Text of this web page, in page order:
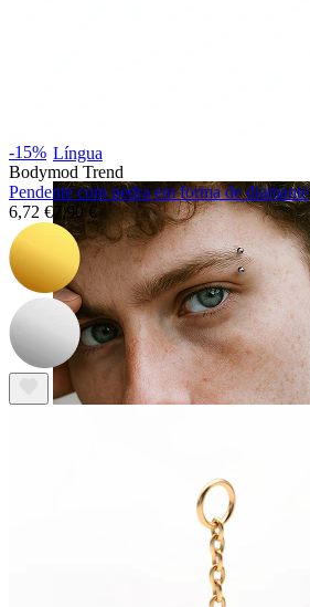
Língua
-15%
Bodymod Trend
Pendente com pedra em forma de diamante
6,72 €7,90 €